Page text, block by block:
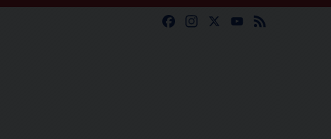
Facebook
Instagram
X YouTube
Feed